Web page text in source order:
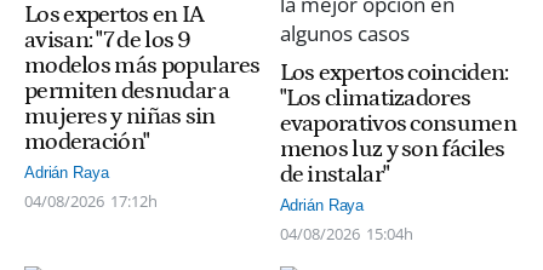
Los expertos en IA
avisan: "7 de los 9
modelos más populares
permiten desnudar a
mujeres y niñas sin
moderación"
Adrián Raya
04/08/2026 17:12h
Los expertos coinciden:
"Los climatizadores
evaporativos consumen
menos luz y son fáciles
de instalar"
Adrián Raya
04/08/2026 15:04h